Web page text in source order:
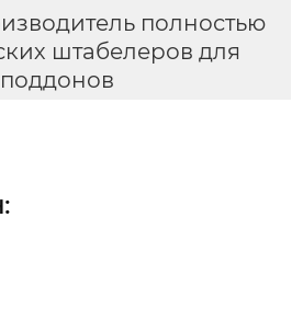
полностью
штабелеров для
поддонов